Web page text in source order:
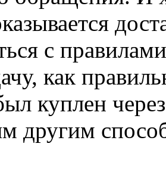
с
как
куплен
другим